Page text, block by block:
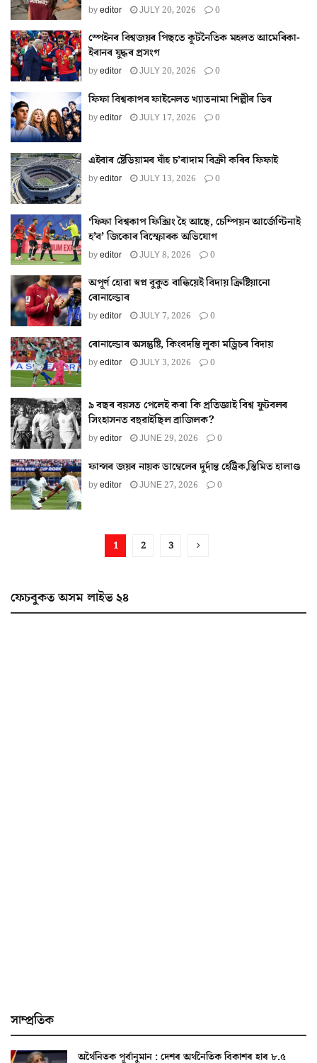
byeditor JULY 20, 2026 0
স্পেইনৰ বিশ্বজয়ৰ পিছতে কূটনৈতিক মহলত আমেৰিকা-
ইৰানৰ যুদ্ধৰ প্ৰসংগ
byeditor JULY 20, 2026 0
ফিফা বিশ্বকাপৰ ফাইনেলত খ্যাতনামা শিল্পীৰ ভিৰ
byeditor JULY 17, 2026 0
এইবাৰ ষ্টেডিয়ামৰ ঘাঁহ চ’ৰাদাম বিক্ৰী কৰিব ফিফাই
byeditor JULY 13, 2026 0
‘ফিফা বিশ্বকাপ ফিক্সিং হৈ আছে, চেম্পিয়ন আৰ্জেণ্টিনাই
হ’ব’ জিকোৰ বিস্ফোৰক অভিযোগ
byeditor JULY 8, 2026 0
অপূৰ্ণ হোৱা স্বপ্ন বুকুত বান্ধিয়েই বিদায় ক্ৰিষ্টিয়ানো
ৰোনাল্ডোৰ
byeditor JULY 7, 2026 0
ৰোনাল্ডোৰ অসন্তুষ্টি, কিংবদন্তি লুকা মড্ৰিচৰ বিদায়
byeditor JULY 3, 2026 0
৯ বছৰ বয়সত পেলেই কৰা কি প্ৰতিজ্ঞাই বিশ্ব ফুটবলৰ
সিংহাসনত বহুৱাইছিল ব্ৰাজিলক?
byeditor JUNE 29, 2026 0
ফান্সৰ জয়ৰ নায়ক ডাম্বেলেৰ দুৰ্দান্ত হেট্ৰিক,স্তিমিত হালাণ্ড
byeditor JUNE 27, 2026 0
1 2 3
ফেচবুকত অসম লাইভ ২৪
সাম্প্ৰতিক
অৰ্থৈনিতক পূৰ্বানুমান : দেশৰ অৰ্থনৈতিক বিকাশৰ হাৰ ৮.৫